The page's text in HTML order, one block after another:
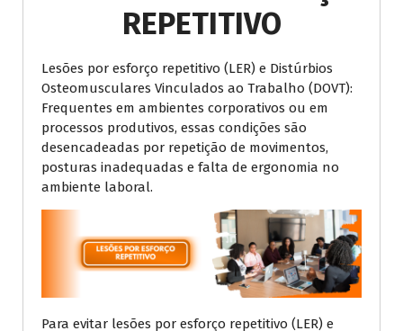
REPETITIVO
Lesões por esforço repetitivo (LER) e Distúrbios
Osteomusculares Vinculados ao Trabalho (DOVT):
Frequentes em ambientes corporativos ou em
processos produtivos, essas condições são
desencadeadas por repetição de movimentos,
posturas inadequadas e falta de ergonomia no
ambiente laboral.
Para evitar lesões por esforço repetitivo (LER) e